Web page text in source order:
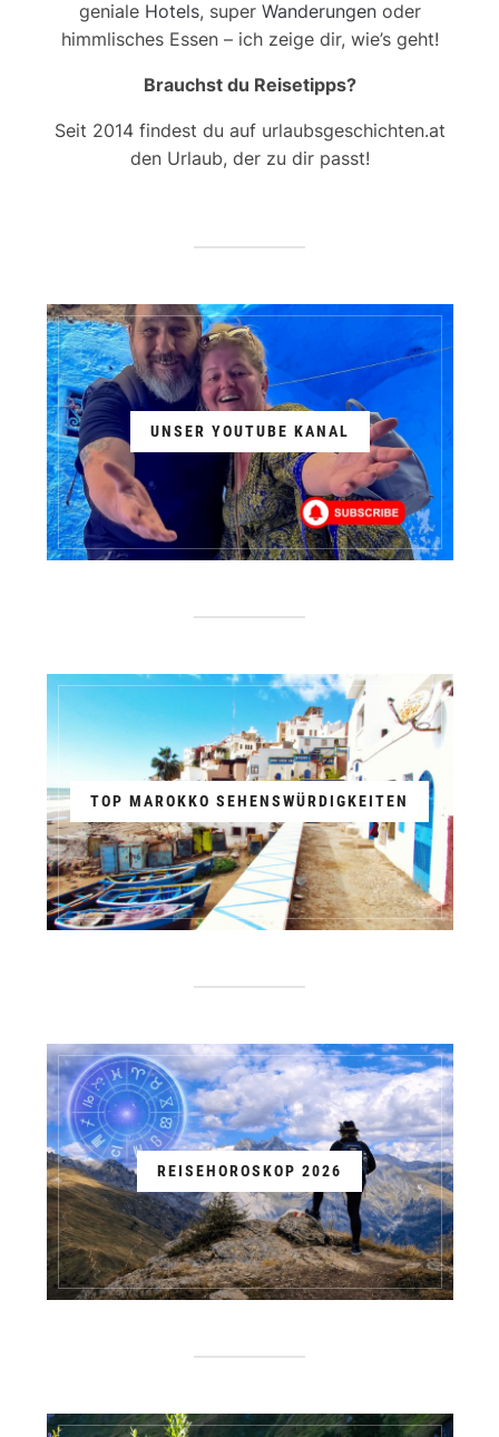
geniale Hotels, super Wanderungenoder
himmlisches Essen – ich zeige dir, wie’s geht!
Brauchst du Reisetipps?
Seit 2014 findest du auf urlaubsgeschichten.at
den Urlaub, der zu dir passt!
UNSER YOUTUBE KANAL
TOP MAROKKO SEHENSWÜRDIGKEITEN
REISEHOROSKOP 2026